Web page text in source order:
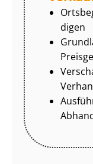
di­gen